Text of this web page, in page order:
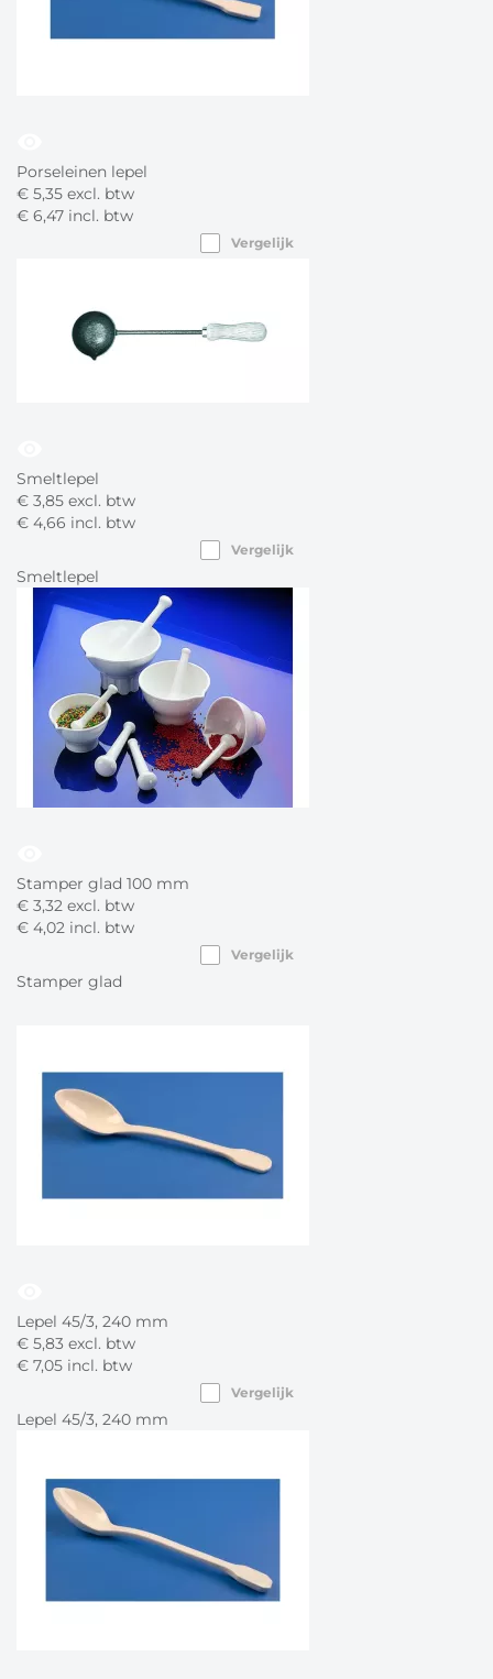
Porseleinen lepel
€ 5,35 excl. btw
€ 6,47 incl. btw
Vergelijk
Smeltlepel
€ 3,85 excl. btw
€ 4,66 incl. btw
Vergelijk
Smeltlepel
Stamper glad 100 mm
€ 3,32 excl. btw
€ 4,02 incl. btw
Vergelijk
Stamper glad
Lepel 45/3, 240 mm
€ 5,83 excl. btw
€ 7,05 incl. btw
Vergelijk
Lepel 45/3, 240 mm